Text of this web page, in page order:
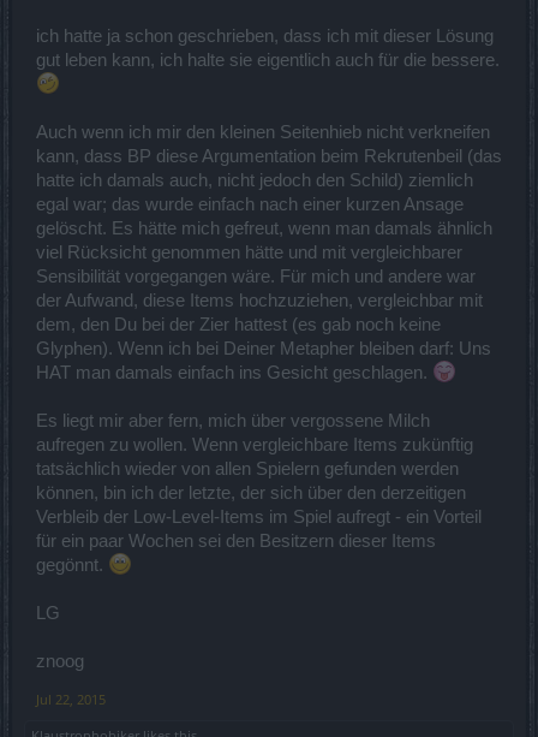
Mfg
ich hatte ja schon geschrieben, dass ich mit dieser Lösung
gut leben kann, ich halte sie eigentlich auch für die bessere.
Auch wenn ich mir den kleinen Seitenhieb nicht verkneifen
kann, dass BP diese Argumentation beim Rekrutenbeil (das
hatte ich damals auch, nicht jedoch den Schild) ziemlich
egal war; das wurde einfach nach einer kurzen Ansage
gelöscht. Es hätte mich gefreut, wenn man damals ähnlich
viel Rücksicht genommen hätte und mit vergleichbarer
Sensibilität vorgegangen wäre. Für mich und andere war
der Aufwand, diese Items hochzuziehen, vergleichbar mit
dem, den Du bei der Zier hattest (es gab noch keine
Glyphen). Wenn ich bei Deiner Metapher bleiben darf: Uns
HAT man damals einfach ins Gesicht geschlagen.
Es liegt mir aber fern, mich über vergossene Milch
aufregen zu wollen. Wenn vergleichbare Items zukünftig
tatsächlich wieder von allen Spielern gefunden werden
können, bin ich der letzte, der sich über den derzeitigen
Verbleib der Low-Level-Items im Spiel aufregt - ein Vorteil
für ein paar Wochen sei den Besitzern dieser Items
gegönnt.
LG
znoog
Jul 22, 2015